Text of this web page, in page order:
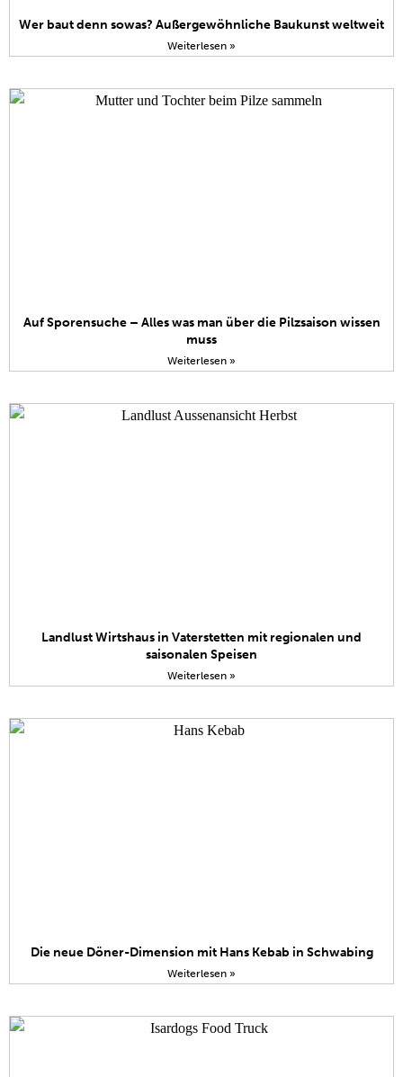
Wer baut denn sowas? Außergewöhnliche Baukunst weltweit
Weiterlesen »
Auf Sporensuche – Alles was man über die Pilzsaison wissen
muss
Weiterlesen »
Landlust Wirtshaus in Vaterstetten mit regionalen und
saisonalen Speisen
Weiterlesen »
Die neue Döner-Dimension mit Hans Kebab in Schwabing
Weiterlesen »